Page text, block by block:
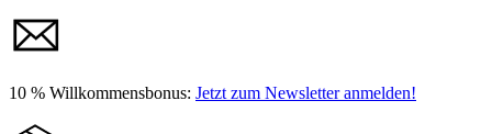
10 % Willkommensbonus: Jetzt zum Newsletter anmelden!